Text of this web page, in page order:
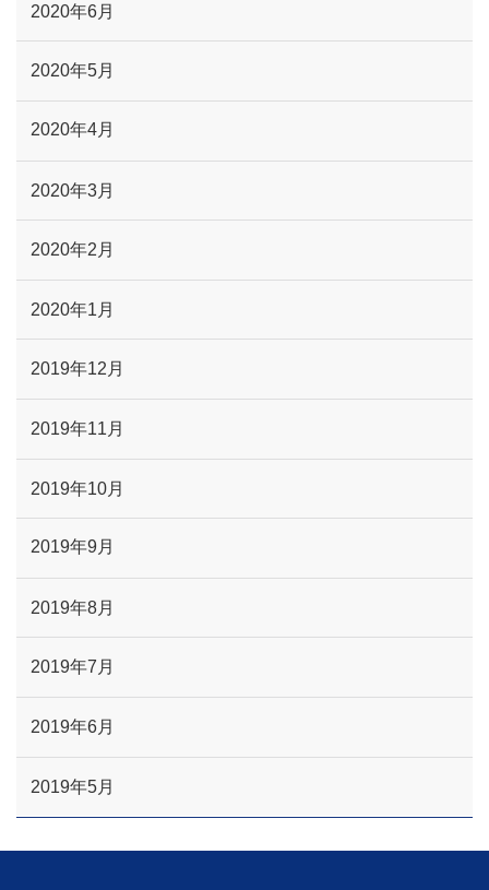
2020年6月
2020年5月
2020年4月
2020年3月
2020年2月
2020年1月
2019年12月
2019年11月
2019年10月
2019年9月
2019年8月
2019年7月
2019年6月
2019年5月